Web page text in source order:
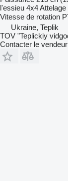
l'essieu 4x4Attelage
Vitesse de rotation
Ukraine, Teplik
TOV "Teplickiy
Contacter le vendeur